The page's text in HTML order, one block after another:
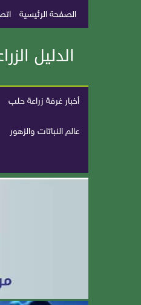
الصفحة الرئيسية
أخبار غرفة زراعة حلب
عالم النباتات والزهور